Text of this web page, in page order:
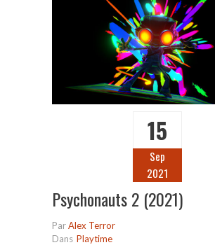
15
Sep
2021
Psychonauts 2 (2021)
ParAlex Terror
Dans Playtime